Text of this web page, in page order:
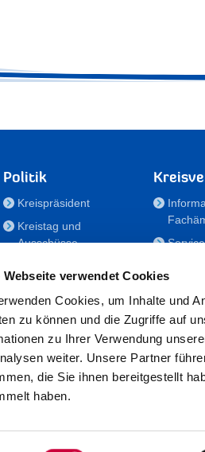
Webseite verwendet Cookies
Cookies, um Inhalte und
zu können und die Zugriffe auf
zu Ihrer Verwendung
weiter. Unsere Partner
die Sie ihnen bereitgestellt
haben.
Politik
Kreispräsident
Kreistag und
Ausschüsse
für Menschen mit
Behinderung
Der
Kreisseniorenbeirat
Förderstiftung
Fördergesellschaft/Sportförderung
RSS-